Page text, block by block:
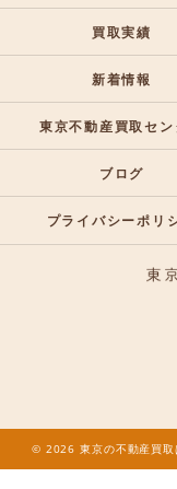
買取実績
新着情報
東京不動産買取セン
ブログ
プライバシーポリ
© 2026 東京の不動産買取